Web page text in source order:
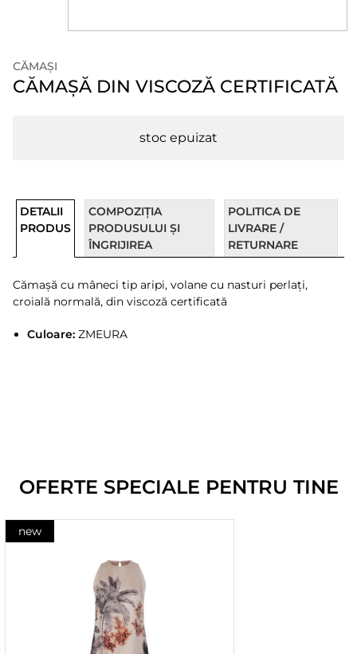
CĂMAȘI
CĂMAȘĂ DIN VISCOZĂ CERTIFICATĂ
stoc epuizat
DETALII
PRODUS
COMPOZIȚIA
PRODUSULUI ȘI
ÎNGRIJIREA
POLITICA DE
LIVRARE /
RETURNARE
Cămașă cu mâneci tip aripi, volane cu nasturi perlați,
croială normală, din viscoză certificată
Culoare:ZMEURA
OFERTE SPECIALE PENTRU TINE
new